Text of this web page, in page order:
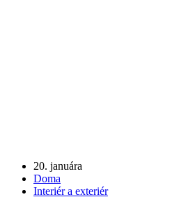
20. januára
Doma
Interiér a exteriér